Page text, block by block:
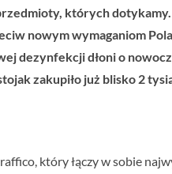
których
nowym wymaganiom
dezynfekcji dłoni o
zakupiło już blisko 2
który łączy w sobie